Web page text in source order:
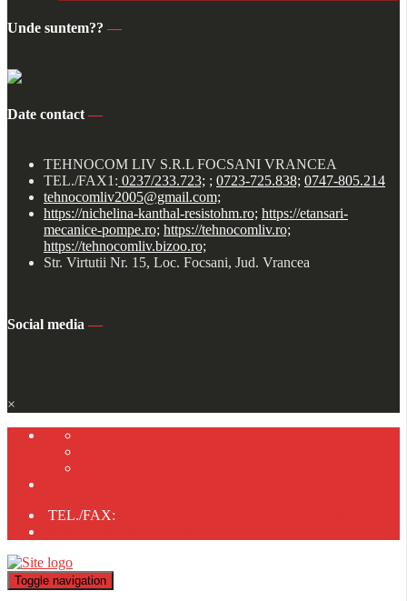
Unde suntem?? —
Date contact —
TEHNOCOM LIV S.R.L FOCSANI VRANCEA
TEL./FAX1: 0237/233.723; ; 0723-725.838; 0747-805.214
tehnocomliv2005@gmail.com;
https://nichelina-kanthal-resistohm.ro; https://etansari-
mecanice-pompe.ro; https://tehnocomliv.ro;
https://tehnocomliv.bizoo.ro;
Str. Virtutii Nr. 15, Loc. Focsani, Jud. Vrancea
Social media —
×
TEL./FAX:
Toggle navigation